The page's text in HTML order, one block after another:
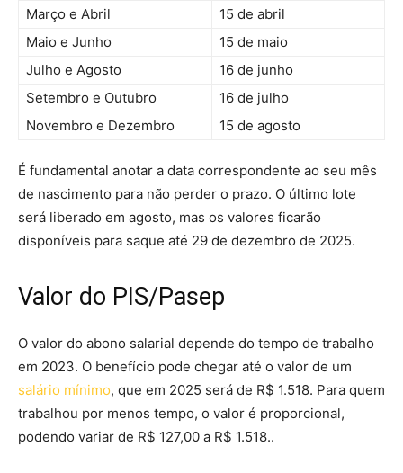
Março e Abril
15 de abril
Maio e Junho
15 de maio
Julho e Agosto
16 de junho
Setembro e Outubro
16 de julho
Novembro e Dezembro
15 de agosto
É fundamental anotar a data correspondente ao seu mês
de nascimento para não perder o prazo. O último lote
será liberado em agosto, mas os valores ficarão
disponíveis para saque até 29 de dezembro de 2025.
Valor do PIS/Pasep
O valor do abono salarial depende do tempo de trabalho
em 2023. O benefício pode chegar até o valor de um
salário mínimo, que em 2025 será de R$ 1.518. Para quem
trabalhou por menos tempo, o valor é proporcional,
podendo variar de R$ 127,00 a R$ 1.518..